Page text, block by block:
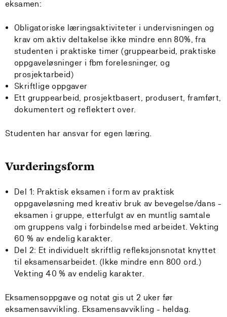
eksamen:
Obligatoriske læringsaktiviteter i undervisningen og
krav om aktiv deltakelse ikke mindre enn 80%, fra
studenten i praktiske timer (gruppearbeid, praktiske
oppgaveløsninger i fbm forelesninger, og
prosjektarbeid)
Skriftlige oppgaver
Ett gruppearbeid, prosjektbasert, produsert, framført,
dokumentert og reflektert over.
Studenten har ansvar for egen læring.
Vurderingsform
Del 1: Praktisk eksamen i form av praktisk
oppgaveløsning med kreativ bruk av bevegelse/dans -
eksamen i gruppe, etterfulgt av en muntlig samtale
om gruppens valg i forbindelse med arbeidet. Vekting
60 % av endelig karakter.
Del 2: Et individuelt skriftlig refleksjonsnotat knyttet
til eksamensarbeidet. (Ikke mindre enn 800 ord.)
Vekting 40 % av endelig karakter.
Eksamensoppgave og notat gis ut 2 uker før
eksamensavvikling. Eksamensavvikling - heldag.